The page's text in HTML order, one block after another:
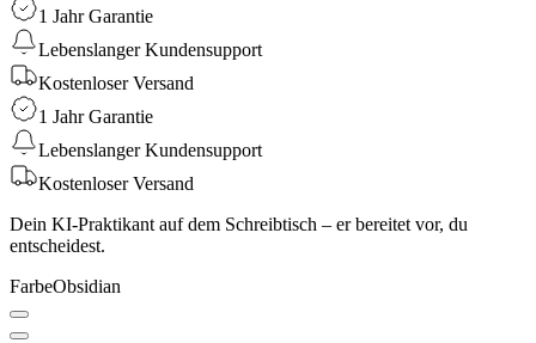
1 Jahr Garantie
Lebenslanger Kundensupport
Kostenloser Versand
1 Jahr Garantie
Lebenslanger Kundensupport
Kostenloser Versand
Dein KI-Praktikant auf dem Schreibtisch – er bereitet vor, du
entscheidest.
FarbeObsidian